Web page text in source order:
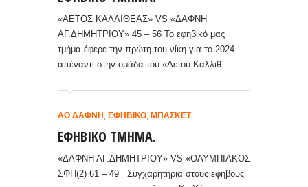
«ΑΕΤΟΣ ΚΑΛΛΙΘΕΑΣ» VS «ΔΑΦΝΗ
ΑΓ.ΔΗΜΗΤΡΙΟΥ» 45 – 56 Το εφηβικό μας
τμήμα έφερε την πρώτη του νίκη για το 2024
απέναντι στην ομάδα του «Αετού Καλλιθ
ΑΟ ΔΆΦΝΗ ΕΦΗΒΙΚΌ ΜΠΆΣΚΕΤ
ΕΦΗΒΙΚΟ ΤΜΗΜΑ.
«ΔΑΦΝΗ ΑΓ.ΔΗΜΗΤΡΙΟΥ» VS «ΟΛΥΜΠΙΑΚΟΣ
ΣΦΠ(2) 61 – 49 Συγχαρητήρια στους εφήβους